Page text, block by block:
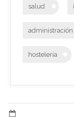
salud
administración
hosteleria